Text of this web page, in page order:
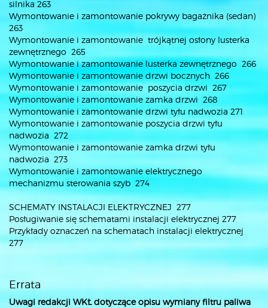
silnika 263
Wymontowanie i zamontowanie pokrywy bagażnika (sedan)
263
Wymontowanie i zamontowanie trójkątnej osłony lusterka
zewnętrznego 265
Wymontowanie i zamontowanie lusterka zewnętrznego 266
Wymontowanie i zamontowanie drzwi bocznych 266
Wymontowanie i zamontowanie poszycia drzwi 267
Wymontowanie i zamontowanie zamka drzwi 268
Wymontowanie i zamontowanie drzwi tyłu nadwozia 271
Wymontowanie i zamontowanie poszycia drzwi tyłu
nadwozia 272
Wymontowanie i zamontowanie zamka drzwi tyłu
nadwozia 273
Wymontowanie i zamontowanie elektrycznego
mechanizmu sterowania szyb 274
SCHEMATY INSTALACJI ELEKTRYCZNEJ 277
Posługiwanie się schematami instalacji elektrycznej 277
Przykłady oznaczeń na schematach instalacji elektrycznej
277
Errata
Uwagi redakcji WKŁ dotyczące opisu wymiany filtru paliwa